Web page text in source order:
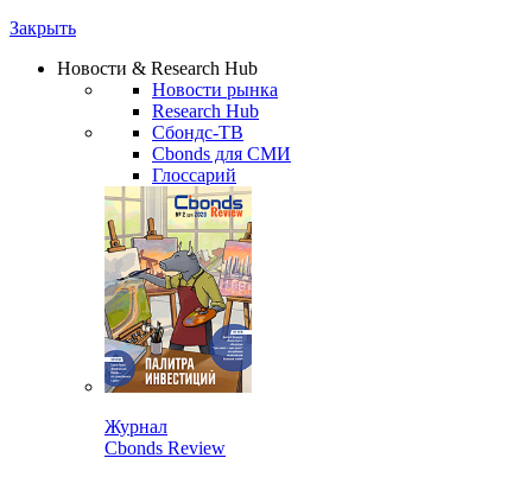
Закрыть
Новости & Research Hub
Новости рынка
Research Hub
Сбондс-ТВ
Cbonds для СМИ
Глоссарий
Журнал
Cbonds Review